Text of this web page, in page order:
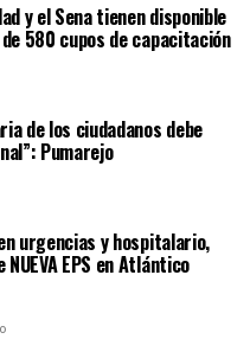
y el Sena tienen disponible
580 cupos de capacitación
de los ciudadanos debe
Pumarejo
urgencias y hospitalario,
EPS en Atlántico